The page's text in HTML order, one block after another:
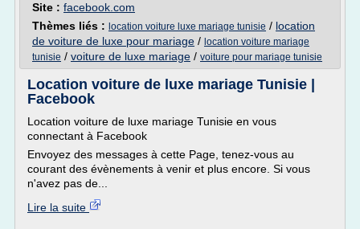
Site : facebook.com
Thèmes liés : location voiture luxe mariage tunisie / location
de voiture de luxe pour mariage / location voiture mariage
tunisie / voiture de luxe mariage / voiture pour mariage tunisie
Location voiture de luxe mariage Tunisie |
Facebook
Location voiture de luxe mariage Tunisie en vous
connectant à Facebook
Envoyez des messages à cette Page, tenez-vous au
courant des évènements à venir et plus encore. Si vous
n'avez pas de...
Lire la suite